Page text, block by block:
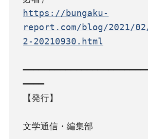
https://bungaku-
report.com/blog/2021/
2-20210930.html
━━━━
【発行】
文学通信・編集部